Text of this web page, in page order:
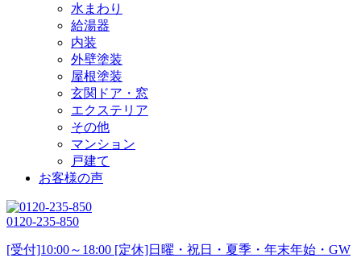
水まわり
給湯器
内装
外壁塗装
屋根塗装
玄関ドア・窓
エクステリア
その他
マンション
戸建て
お客様の声
0120-235-850
[受付]10:00～18:00 [定休]日曜・祝日・夏季・年末年始・GW